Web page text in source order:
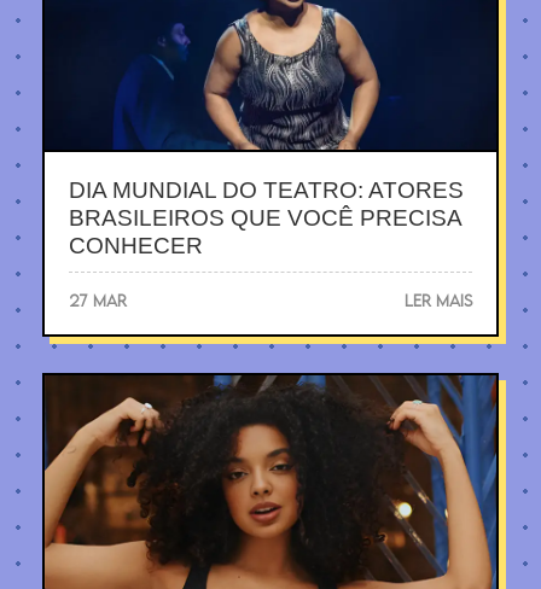
DIA MUNDIAL DO TEATRO: ATORES
BRASILEIROS QUE VOCÊ PRECISA
CONHECER
27 MAR LER MAIS